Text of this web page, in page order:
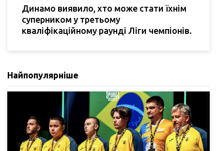
Динамо виявило, хто може стати їхнім
суперником у третьому
кваліфікаційному раунді Ліги чемпіонів.
Найпопулярніше